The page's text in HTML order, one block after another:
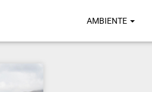
AMBIENTE